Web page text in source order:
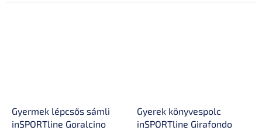
Gyermek lépcsős sámli
inSPORTline Goralcino
Gyerek könyvespolc
inSPORTline Girafondo